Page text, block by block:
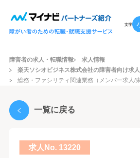
文字
障害者の求人・転職情報
求人情報
楽天ソシオビジネス株式会社の障害者向け求
総務・ファシリティ関連業務（メンバー求人
一覧に戻る
求人No. 13220